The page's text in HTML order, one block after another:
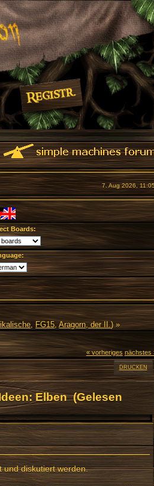
7. Aug 2026,
Boards:
, FG15,Aragorn, der II.) »
« vorheriges nächstes
DRUCKEN
Elben (Gelesen
und diskutiert werden.